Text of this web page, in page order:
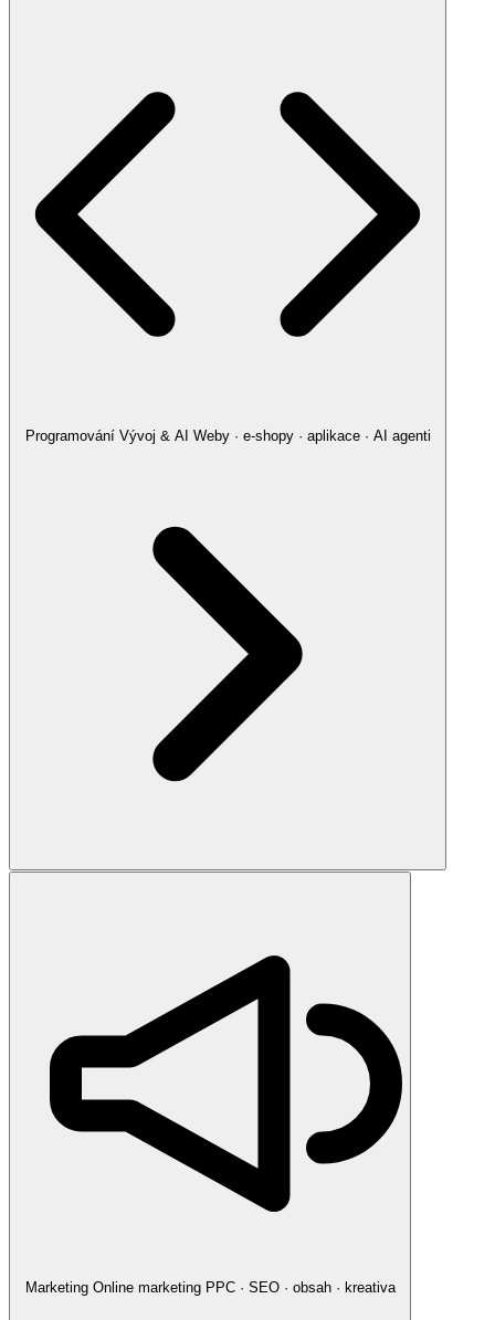
Programování Vývoj & AI Weby · e-shopy · aplikace · AI agenti
Marketing Online marketing PPC · SEO · obsah · kreativa